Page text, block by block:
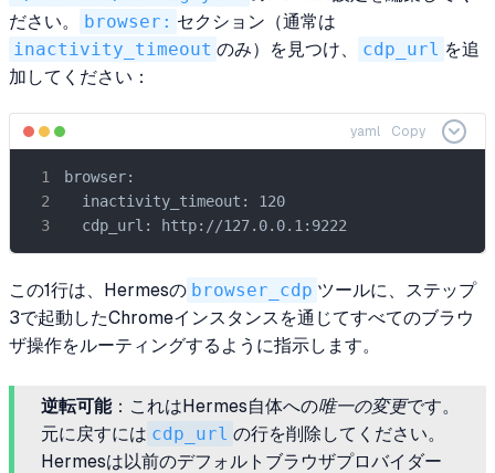
ださい。
browser: セクション（通常は
inactivity_timeout のみ）を見つけ、 cdp_url を追
加してください：
yaml Copy
browser:
  inactivity_timeout: 120
  cdp_url: http://127.0.0.1:9222
この1行は、Hermesの browser_cdp ツールに、ステップ
3で起動したChromeインスタンスを通じてすべてのブラウ
ザ操作をルーティングするように指示します。
逆転可能：これはHermes自体への唯一の変更です。
元に戻すには cdp_url の行を削除してください。
Hermesは以前のデフォルトブラウザプロバイダー